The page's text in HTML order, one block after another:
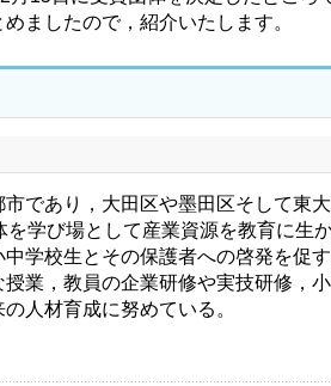
ましたので，紹介いたします。
であり，大田区や墨田区そして東
学び場として産業資源を教育に生
学校生とその保護者への啓発を促
業，教員の企業研修や実技研修，
人材育成に努めている。